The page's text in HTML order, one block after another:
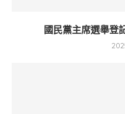
國民黨主席選舉